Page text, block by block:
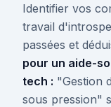
Identifier vos
travail
passées et
pour un aide-
tech : "Gestion
sous pression"